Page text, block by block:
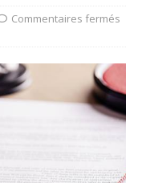
Commentaires fermés